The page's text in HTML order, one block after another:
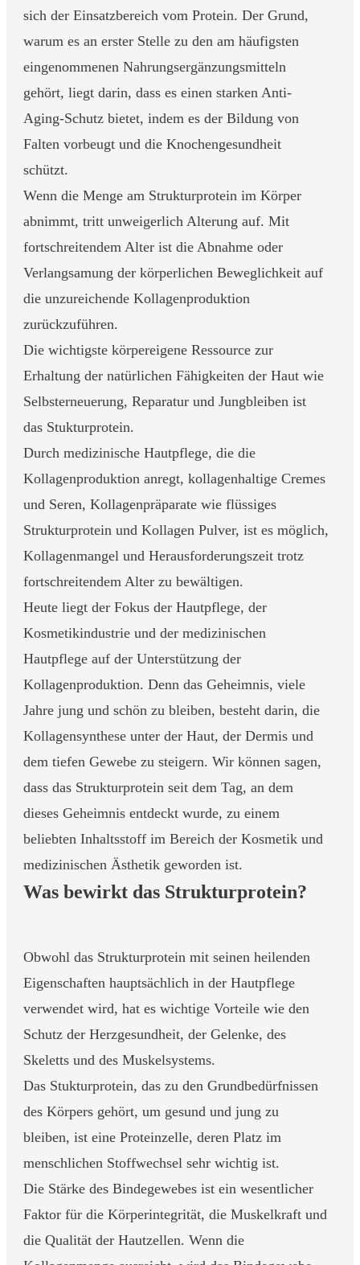
sich der Einsatzbereich vom Protein. Der Grund,
warum es an erster Stelle zu den am häufigsten
eingenommenen Nahrungsergänzungsmitteln
gehört, liegt darin, dass es einen starken Anti-
Aging-Schutz bietet, indem es der Bildung von
Falten vorbeugt und die Knochengesundheit
schützt.
Wenn die Menge am Strukturprotein im Körper
abnimmt, tritt unweigerlich Alterung auf. Mit
fortschreitendem Alter ist die Abnahme oder
Verlangsamung der körperlichen Beweglichkeit auf
die unzureichende Kollagenproduktion
zurückzuführen.
Die wichtigste körpereigene Ressource zur
Erhaltung der natürlichen Fähigkeiten der Haut wie
Selbsterneuerung, Reparatur und Jungbleiben ist
das Stukturprotein.
Durch medizinische Hautpflege, die die
Kollagenproduktion anregt, kollagenhaltige Cremes
und Seren, Kollagenpräparate wie flüssiges
Strukturprotein und Kollagen Pulver, ist es möglich,
Kollagenmangel und Herausforderungszeit trotz
fortschreitendem Alter zu bewältigen.
Heute liegt der Fokus der Hautpflege, der
Kosmetikindustrie und der medizinischen
Hautpflege auf der Unterstützung der
Kollagenproduktion. Denn das Geheimnis, viele
Jahre jung und schön zu bleiben, besteht darin, die
Kollagensynthese unter der Haut, der Dermis und
dem tiefen Gewebe zu steigern. Wir können sagen,
dass das Strukturprotein seit dem Tag, an dem
dieses Geheimnis entdeckt wurde, zu einem
beliebten Inhaltsstoff im Bereich der Kosmetik und
medizinischen Ästhetik geworden ist.
Was bewirkt das Strukturprotein?
Obwohl das Strukturprotein mit seinen heilenden
Eigenschaften hauptsächlich in der Hautpflege
verwendet wird, hat es wichtige Vorteile wie den
Schutz der Herzgesundheit, der Gelenke, des
Skeletts und des Muskelsystems.
Das Stukturprotein, das zu den Grundbedürfnissen
des Körpers gehört, um gesund und jung zu
bleiben, ist eine Proteinzelle, deren Platz im
menschlichen Stoffwechsel sehr wichtig ist.
Die Stärke des Bindegewebes ist ein wesentlicher
Faktor für die Körperintegrität, die Muskelkraft und
die Qualität der Hautzellen. Wenn die